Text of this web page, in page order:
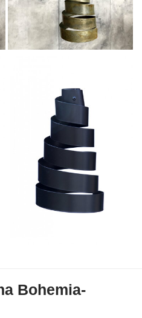
Bohemia-